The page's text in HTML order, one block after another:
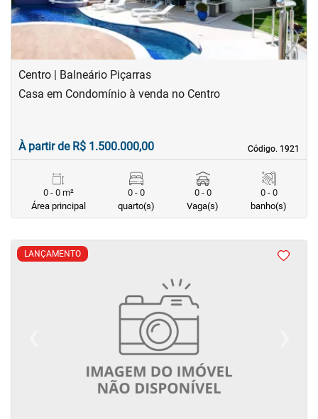
Centro | Balneário Piçarras
Código. 1921
Código. 1921
Casa em Condomínio à venda no Centro
À partir de R$ 1.500.000,00
0 - 0 m²
Área principal
0 - 0
quarto(s)
0 - 0
Vaga(s)
0 - 0
banho(s)
LANÇAMENTO